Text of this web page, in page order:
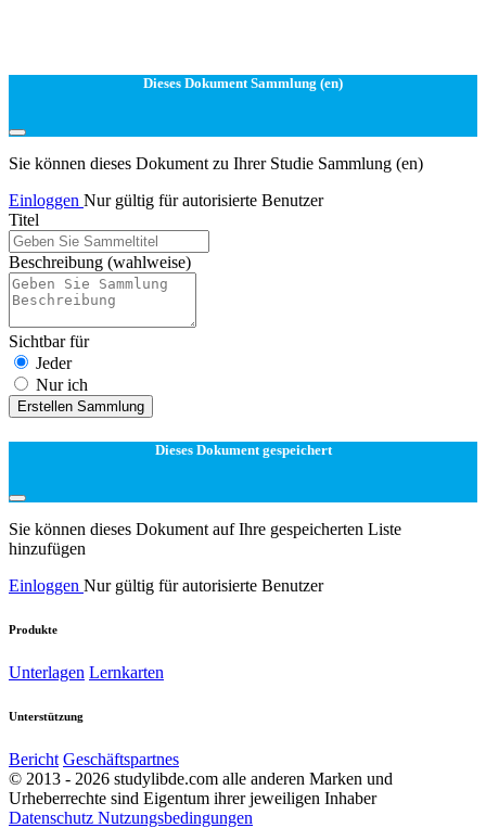
Dieses Dokument Sammlung (en)
Sie können dieses Dokument zu Ihrer Studie Sammlung (en)
Einloggen Nur gültig für autorisierte Benutzer
Titel
Beschreibung (wahlweise)
Sichtbar für
Jeder
Nur ich
Erstellen Sammlung
Dieses Dokument gespeichert
Sie können dieses Dokument auf Ihre gespeicherten Liste
hinzufügen
Einloggen Nur gültig für autorisierte Benutzer
Produkte
Unterlagen Lernkarten
Unterstützung
Bericht Geschäftspartnes
© 2013 - 2026 studylibde.com alle anderen Marken und
Urheberrechte sind Eigentum ihrer jeweiligen Inhaber
Datenschutz Nutzungsbedingungen